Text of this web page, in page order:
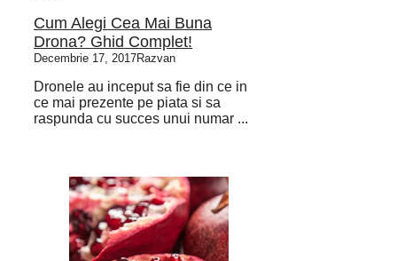
Cum Alegi Cea Mai Buna
Drona? Ghid Complet!
Decembrie 17, 2017Razvan
Dronele au inceput sa fie din ce in
ce mai prezente pe piata si sa
raspunda cu succes unui numar ...